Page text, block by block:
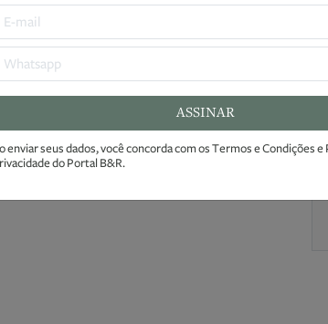
ASSINAR
enviar seus dados, você concorda com osTermos e Condiçõese
do Portal B&R.